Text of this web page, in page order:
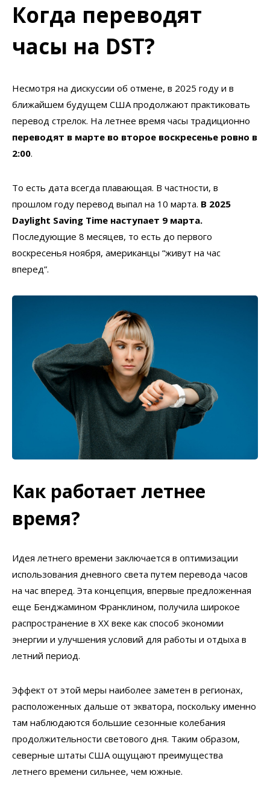
Когда переводят
часы на DST?
Несмотря на дискуссии об отмене, в 2025 году и в
ближайшем будущем США продолжают практиковать
перевод стрелок. На летнее время часы традиционно
переводят в марте во второе воскресенье ровно в
2:00.
То есть дата всегда плавающая. В частности, в
прошлом году перевод выпал на 10 марта. В 2025
Daylight Saving Time наступает 9 марта.
Последующие 8 месяцев, то есть до первого
воскресенья ноября, американцы “живут на час
вперед”.
Как работает летнее
время?
Идея летнего времени заключается в оптимизации
использования дневного света путем перевода часов
на час вперед. Эта концепция, впервые предложенная
еще Бенджамином Франклином, получила широкое
распространение в XX веке как способ экономии
энергии и улучшения условий для работы и отдыха в
летний период.
Эффект от этой меры наиболее заметен в регионах,
расположенных дальше от экватора, поскольку именно
там наблюдаются большие сезонные колебания
продолжительности светового дня. Таким образом,
северные штаты США ощущают преимущества
летнего времени сильнее, чем южные.